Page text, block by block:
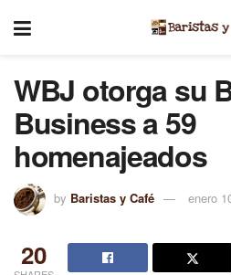
WBJ otorga su
Business a 59
homenajeados
by Baristas y Café enero
20